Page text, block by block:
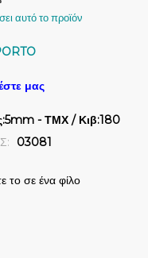
αυτό το προϊόν
μας
- ΤΜΧ / Κιβ:180
03081
το σε ένα φίλο